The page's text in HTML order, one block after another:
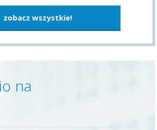
zobacz wszystkie!
na